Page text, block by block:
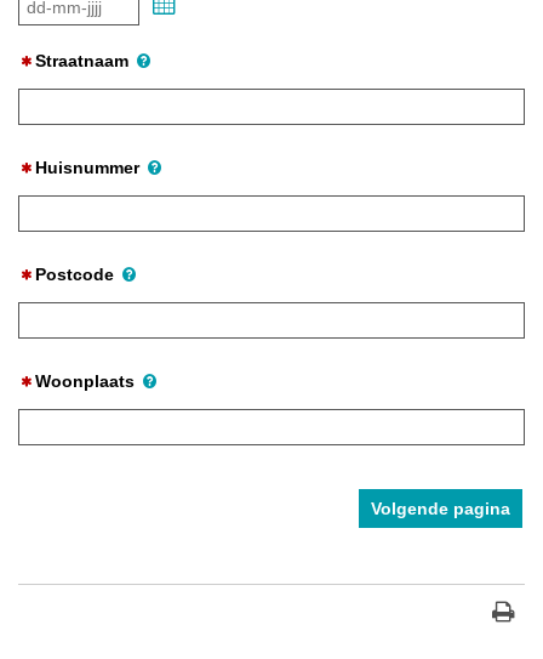
Straatnaam
Huisnummer
Postcode
Woonplaats